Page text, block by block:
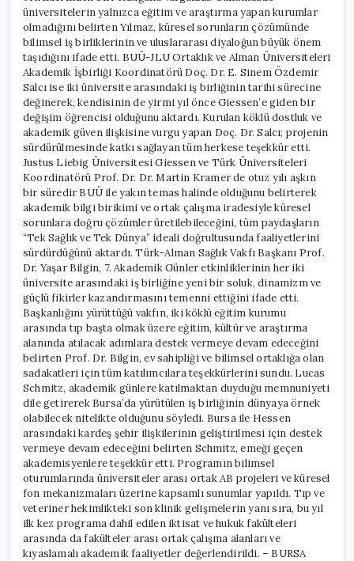
üniversitelerin yalnızca eğitim ve araştırma yapan kurumlar
olmadığını belirten Yılmaz, küresel sorunların çözümünde
bilimsel iş birliklerinin ve uluslararası diyaloğun büyük önem
taşıdığını ifade etti. BUÜ-JLU Ortaklık ve Alman Üniversiteleri
Akademik İşbirliği Koordinatörü Doç. Dr. E. Sinem Özdemir
Salcı ise iki üniversite arasındaki iş birliğinin tarihi sürecine
değinerek, kendisinin de yirmi yıl önce Giessen’e giden bir
değişim öğrencisi olduğunu aktardı. Kurulan köklü dostluk ve
akademik güven ilişkisine vurgu yapan Doç. Dr. Salcı; projenin
sürdürülmesinde katkı sağlayan tüm herkese teşekkür etti.
Justus Liebig Üniversitesi Giessen ve Türk Üniversiteleri
Koordinatörü Prof. Dr. Dr. Martin Kramer de otuz yılı aşkın
bir süredir BUÜ ile yakın temas halinde olduğunu belirterek
akademik bilgi birikimi ve ortak çalışma iradesiyle küresel
sorunlara doğru çözümler üretilebileceğini, tüm paydaşların
“Tek Sağlık ve Tek Dünya” ideali doğrultusunda faaliyetlerini
sürdürdüğünü aktardı. Türk-Alman Sağlık Vakfı Başkanı Prof.
Dr. Yaşar Bilgin, 7. Akademik Günler etkinliklerinin her iki
üniversite arasındaki iş birliğine yeni bir soluk, dinamizm ve
güçlü fikirler kazandırmasını temenni ettiğini ifade etti.
Başkanlığını yürüttüğü vakfın, iki köklü eğitim kurumu
arasında tıp başta olmak üzere eğitim, kültür ve araştırma
alanında atılacak adımlara destek vermeye devam edeceğini
belirten Prof. Dr. Bilgin, ev sahipliği ve bilimsel ortaklığa olan
sadakatleri için tüm katılımcılara teşekkürlerini sundu. Lucas
Schmitz, akademik günlere katılmaktan duyduğu memnuniyeti
dile getirerek Bursa’da yürütülen iş birliğinin dünyaya örnek
olabilecek nitelikte olduğunu söyledi. Bursa ile Hessen
arasındaki kardeş şehir ilişkilerinin geliştirilmesi için destek
vermeye devam edeceğini belirten Schmitz, emeği geçen
akademisyenlere teşekkür etti. Programın bilimsel
oturumlarında üniversiteler arası ortak AB projeleri ve küresel
fon mekanizmaları üzerine kapsamlı sunumlar yapıldı. Tıp ve
veteriner hekimlikteki son klinik gelişmelerin yanı sıra, bu yıl
ilk kez programa dahil edilen iktisat ve hukuk fakülteleri
arasında da fakülteler arası ortak çalışma alanları ve
kıyaslamalı akademik faaliyetler değerlendirildi. – BURSA